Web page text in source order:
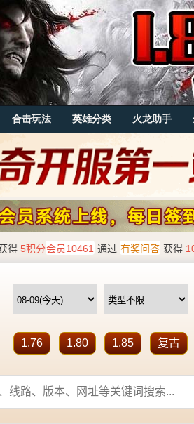
合击玩法 英雄分类 火龙助手